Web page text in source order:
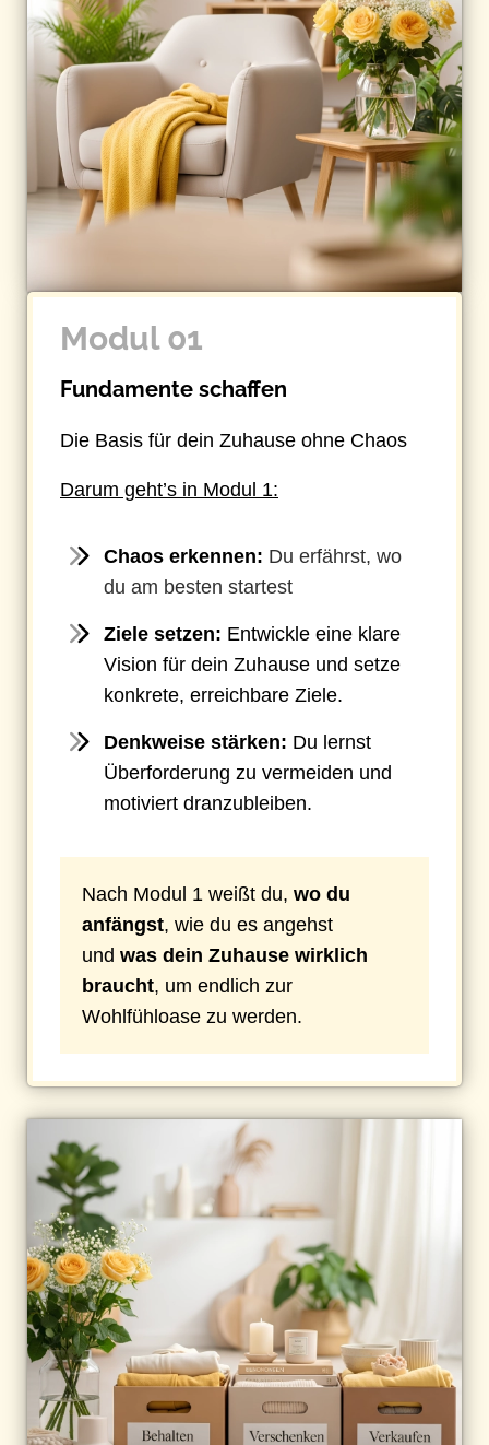
Modul 01
Fundamente schaffen
Die Basis für dein Zuhause ohne Chaos
Darum geht’s in Modul 1:
Chaos erkennen: Du erfährst, wo
du am besten startest
Ziele setzen: Entwickle eine klare
Vision für dein Zuhause und setze
konkrete, erreichbare Ziele.
Denkweise stärken: Du lernst
Überforderung zu vermeiden und
motiviert dranzubleiben.
Nach Modul 1 weißt du, wo du
anfängst, wie du es angehst
und was dein Zuhause wirklich
braucht, um endlich zur
Wohlfühloase zu werden.